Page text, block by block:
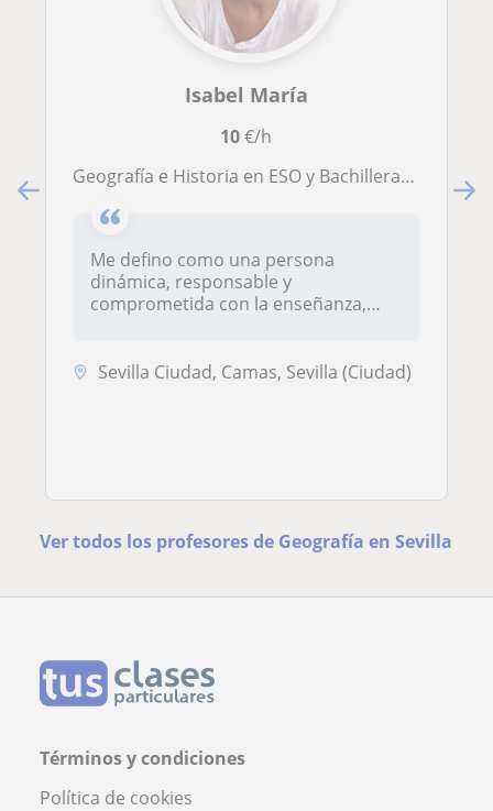
Isabel María
10€/h
Geografía e Historia en ESO y Bachillerato, puedo ofrecer apoyo en otras materias de estos niveles, así como en toda primaria.
Me defino como una persona
dinámica, responsable y
comprometida con la enseñanza,
Sevilla Ciudad, Camas, Sevilla (Ciudad)
Ver todos los profesores de Geografía en Sevilla
Términos y condiciones
Política de cookies